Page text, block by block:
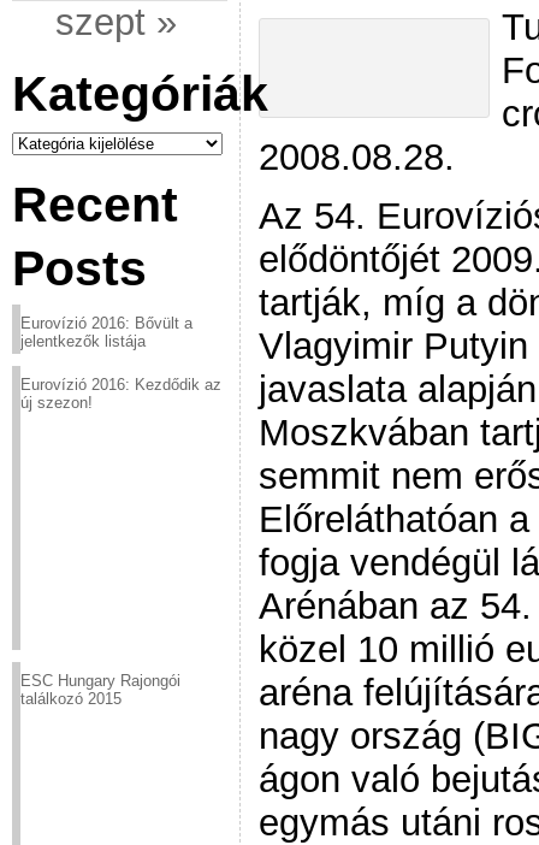
szept »
Kategóriák
Kategóriák
Recent
Posts
Eurovízió 2016: Bővült a
jelentkezők listája
Eurovízió 2016: Kezdődik az
új szezon!
ESC Hungary Rajongói
találkozó 2015
2008.08.28.
Az 54.
elődöntőjét
tartják, míg a
Vlagyimir
javaslata
Moszkvában
semmit nem
Előreláthatóan
fogja vendégül
Arénában az
közel 10 millió
aréna
nagy ország
ágon való
egymás utáni